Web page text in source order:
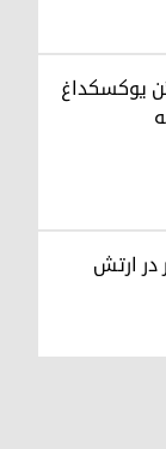
یوکسکداغ
خارجی از ۷۲ کشور در ارتش